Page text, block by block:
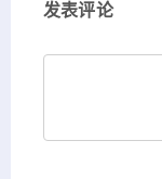
发表评论